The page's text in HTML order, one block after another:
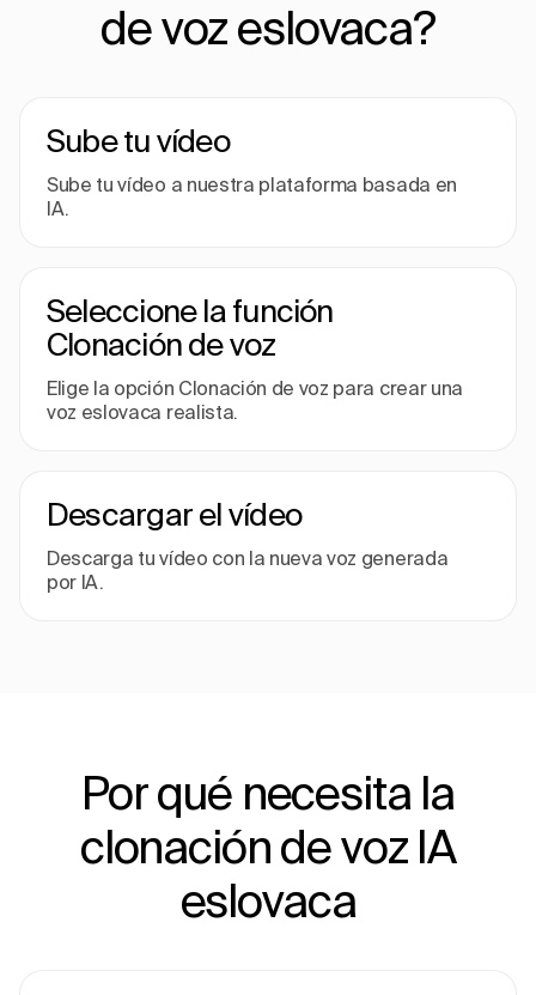
de voz eslovaca?
Sube tu vídeo
Sube tu vídeo a nuestra plataforma basada en
IA.
Seleccione la función
Clonación de voz
Elige la opción Clonación de voz para crear una
voz eslovaca realista.
Descargar el vídeo
Descarga tu vídeo con la nueva voz generada
por IA.
Por qué necesita la
clonación de voz IA
eslovaca